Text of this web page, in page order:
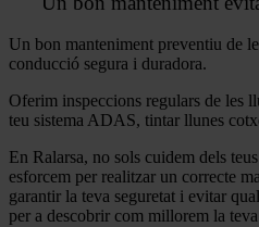
Un bon manteniment preventiu de
conducció segura i duradora.
Oferim inspeccions regulars de les
teu sistema ADAS, tintar llunes
En Ralarsa, no sols cuidem dels
esforcem per realitzar un correcte
garantir la teva seguretat i evitar
per a descobrir com millorem la